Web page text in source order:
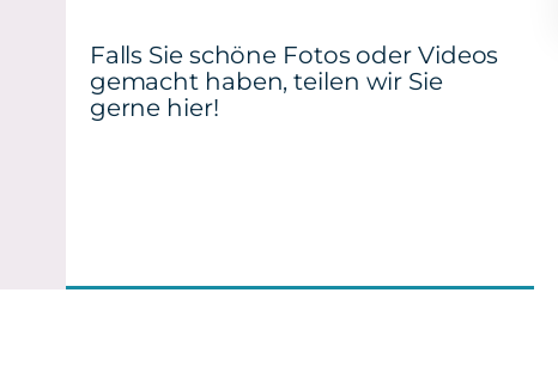
Falls Sie schöne Fotos oder Videos
gemacht haben, teilen wir Sie
gerne hier!